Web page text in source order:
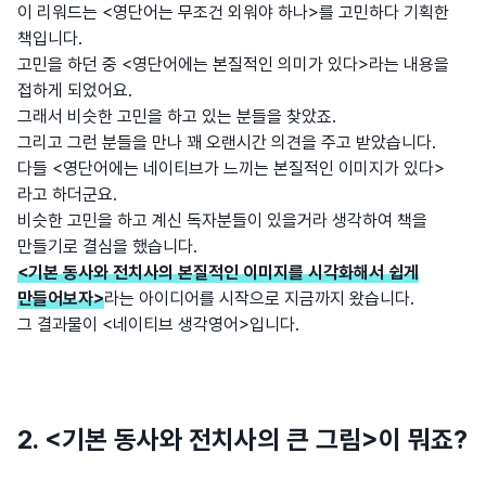
이 리워드는 <영단어는 무조건 외워야 하나>를 고민하다 기획한
책입니다.
고민을 하던 중 <영단어에는 본질적인 의미가 있다>라는 내용을
접하게 되었어요.
그래서 비슷한 고민을 하고 있는 분들을 찾았죠.
그리고 그런 분들을 만나 꽤 오랜시간 의견을 주고 받았습니다.
다들 <영단어에는 네이티브가 느끼는 본질적인 이미지가 있다>
라고 하더군요.
비슷한 고민을 하고 계신 독자분들이 있을거라 생각하여 책을
만들기로 결심을 했습니다.
<기본 동사와 전치사의 본질적인 이미지를 시각화해서 쉽게
만들어보자>라는 아이디어를 시작으로 지금까지 왔습니다.
그 결과물이 <네이티브 생각영어>입니다.
2. <기본 동사와 전치사의 큰 그림>이 뭐죠?